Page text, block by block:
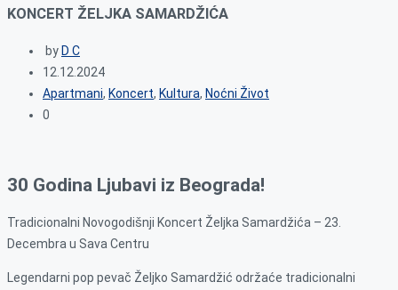
KONCERT ŽELJKA SAMARDŽIĆA
by D C
12.12.2024
Apartmani, Koncert, Kultura, Noćni Život
0
30 Godina Ljubavi iz Beograda!
Tradicionalni Novogodišnji Koncert Željka Samardžića – 23.
Decembra u Sava Centru
Legendarni pop pevač Željko Samardžić održaće tradicionalni